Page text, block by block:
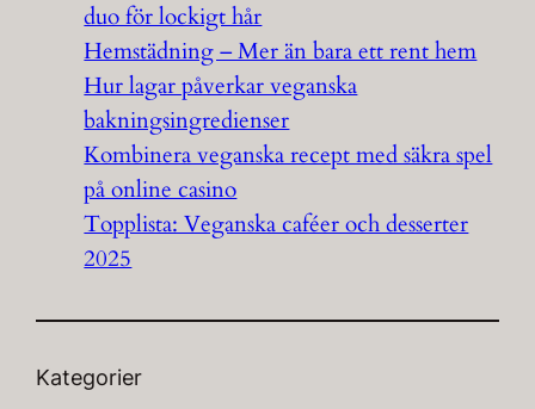
duo för lockigt hår
Hemstädning – Mer än bara ett rent hem
Hur lagar påverkar veganska
bakningsingredienser
Kombinera veganska recept med säkra spel
på online casino
Topplista: Veganska caféer och desserter
2025
Kategorier